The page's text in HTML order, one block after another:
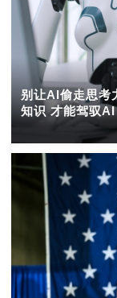
别让AI偷走思考
知识 才能驾驭AI